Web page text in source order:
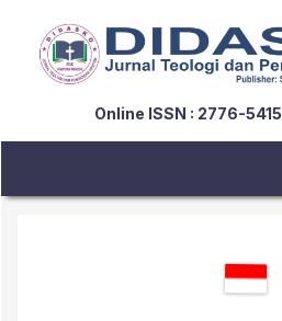
Navigation
Sidebar
Online ISSN : 2776-5415